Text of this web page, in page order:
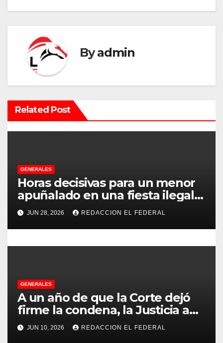
a
c
i
ó
n
e
e
n
r
d
a
s
Byadmin
Related Post
GENERALES
Horas decisivas para un menor
apuñalado en una fiesta ilegal
con más de 500 asistentes en
Chilecito
JUN 28, 2026 REDACCION EL FEDERAL
GENERALES
A un año de que la Corte dejó
firme la condena, la Justicia aún
no pudo decomisarle ni un peso
a CFK
JUN 10, 2026 REDACCION EL FEDERAL